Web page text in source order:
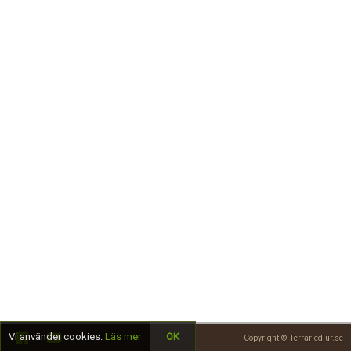
Copyright © Terrariedjur.se
Vi använder cookies. Läs mer OK